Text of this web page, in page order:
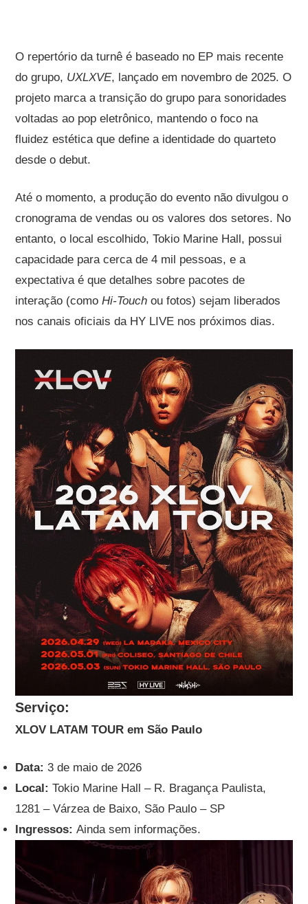
O repertório da turnê é baseado no EP mais recente
do grupo, UXLXVE, lançado em novembro de 2025. O
projeto marca a transição do grupo para sonoridades
voltadas ao pop eletrônico, mantendo o foco na
fluidez estética que define a identidade do quarteto
desde o debut.
Até o momento, a produção do evento não divulgou o
cronograma de vendas ou os valores dos setores. No
entanto, o local escolhido, Tokio Marine Hall, possui
capacidade para cerca de 4 mil pessoas, e a
expectativa é que detalhes sobre pacotes de
interação (comoHi-Touch ou fotos) sejam liberados
nos canais oficiais da HY LIVE nos próximos dias.
Serviço:
XLOV LATAM TOUR em São Paulo
Data: 3 de maio de 2026
Local: Tokio Marine Hall – R. Bragança Paulista,
1281 – Várzea de Baixo, São Paulo – SP
Ingressos:Ainda sem informações.